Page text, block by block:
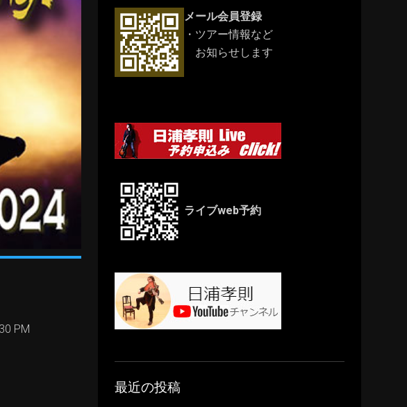
PM
メール会員登録
・ツアー情報など
お知らせします
ライブweb予約
最近の投稿